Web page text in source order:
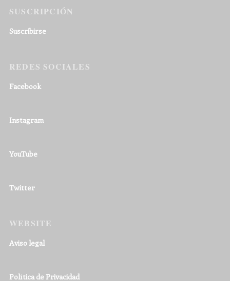
SUSCRIPCIÓN
Suscribirse
REDES SOCIALES
Facebook
Instagram
YouTube
Twitter
WEBSITE
Aviso legal
Política de Privacidad